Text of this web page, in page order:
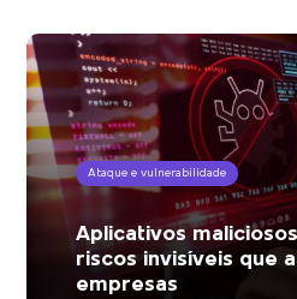
Ataque e vulnerabilidade
Aplicativos
riscos invisíveis que
empresas